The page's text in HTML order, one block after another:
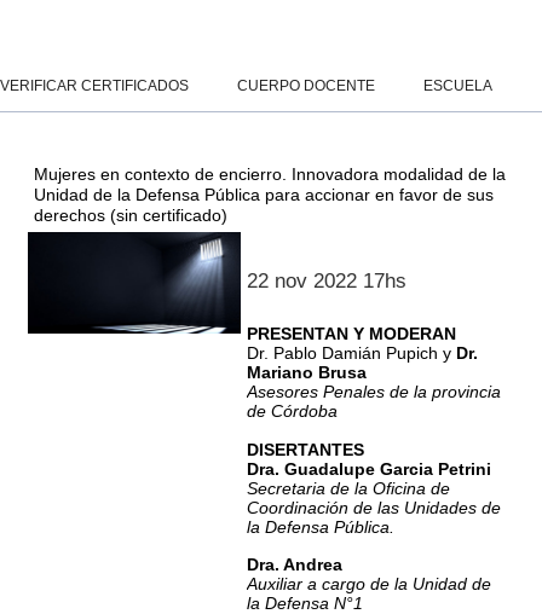
VERIFICAR CERTIFICADOS CUERPO DOCENTE ESCUELA
Mujeres en contexto de encierro. Innovadora modalidad de la
Unidad de la Defensa Pública para accionar en favor de sus
derechos (sin certificado)
22 nov 2022 17hs
PRESENTAN Y MODERAN
Dr. Pablo Damián Pupich y Dr.
Mariano Brusa
Asesores Penales de la provincia
de Córdoba
DISERTANTES
Dra. Guadalupe Garcia Petrini
Secretaria de la Oficina de
Coordinación de las Unidades de
la Defensa Pública.
Dra. Andrea
Auxiliar a cargo de la Unidad de
la Defensa N°1